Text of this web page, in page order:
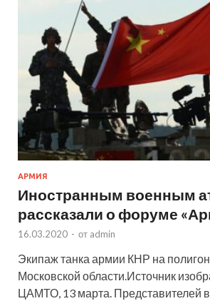
АРМИЯ
Иностранным военным
рассказали о форуме
16.03.2020 - от admin
Экипаж танка армии КНР на
Московской области.Источник
ЦАМТО, 13 марта. Представителей